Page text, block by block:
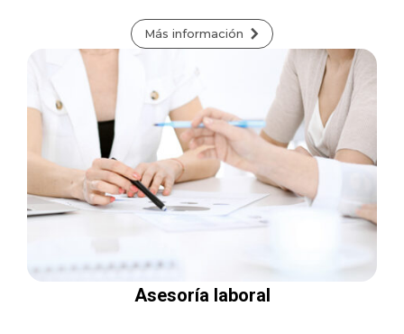
Más información
Asesoría laboral